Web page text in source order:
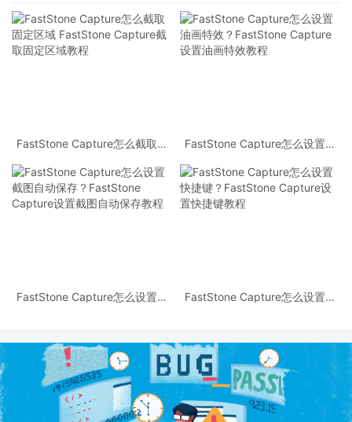
FastStone Capture怎么截取固
固定区域教程
FastStone Capture怎么设置油
置油画特效教程
FastStone Capture怎么设置截
FastStone Capture怎么设置快